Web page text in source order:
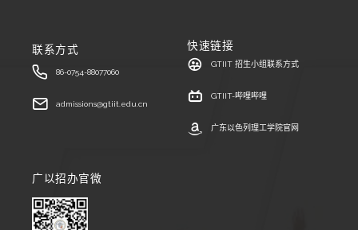
联系方式
86-0754-88077060
admissions@gtiit.edu.cn
快速链接
GTIIT 招生小组联系方式
GTIIT-哔哩哔哩
广东以色列理工学院官网
广以招办官微